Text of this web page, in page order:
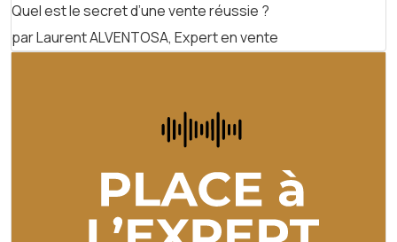
Quel est le secret d’une vente réussie ?
par Laurent ALVENTOSA, Expert en vente